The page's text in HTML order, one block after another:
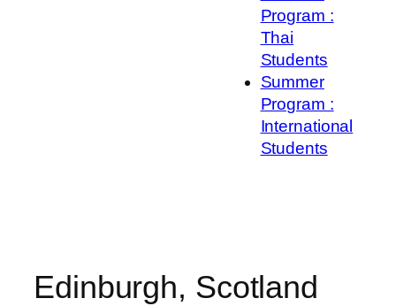
Program :
Thai
Students
Summer
Program :
International
Students
Edinburgh, Scotland